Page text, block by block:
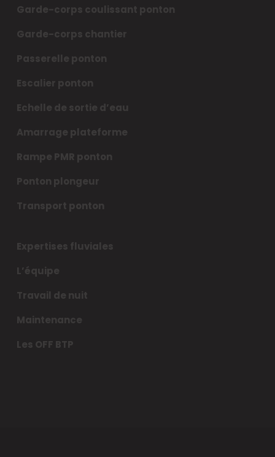
Garde-corps coulissant ponton
Garde-corps chantier
Passerelle ponton
Escalier ponton
Echelle de sortie d’eau
Amarrage plateforme
Rampe PMR ponton
Ponton plongeur
Transport ponton
Expertises fluviales
L’équipe
Travail de nuit
Maintenance
Les OFF BTP